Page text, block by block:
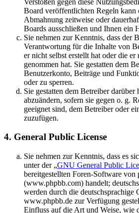
Board veröffentlichten Regeln kann
Abmahnung zeitweise oder
Boards ausschließen und Ihnen ein
Sie nehmen zur Kenntnis, dass der
Verantwortung für die Inhalte von
er nicht selbst erstellt hat oder die
genommen hat. Sie gestatten dem
Benutzerkonto, Beiträge und
oder zu sperren.
Sie gestatten dem Betreiber darüber
abzuändern, sofern sie gegen o. g.
geeignet sind, dem Betreiber oder
zuzufügen.
4. General Public License
Sie nehmen zur Kenntnis, dass es
unter der „GNU General Public
bereitgestellten Foren-Software
(www.phpbb.com) handelt;
werden durch die deutschsprachige
www.phpbb.de zur Verfügung
Einfluss auf die Art und Weise, wie